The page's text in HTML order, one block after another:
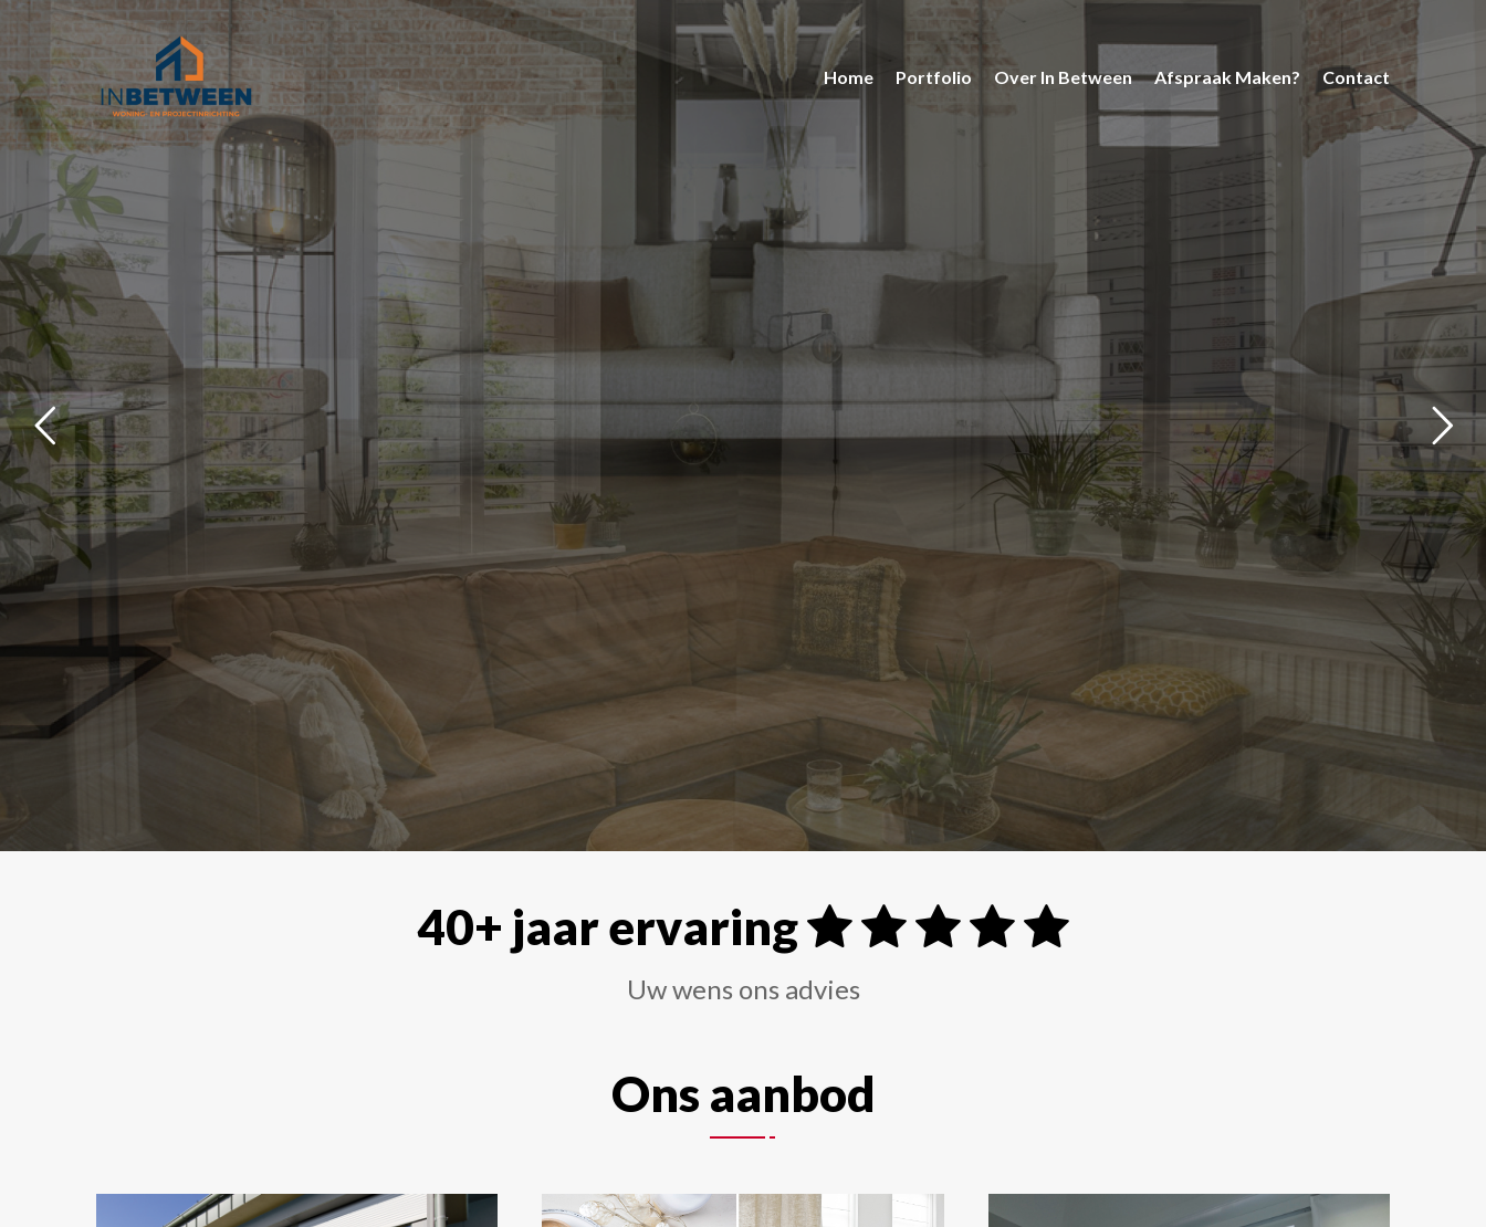
Home Portfolio Over In Between Afspraak Maken? Contact
Raamdecoraties
Alle soorten raamdecoraties zoals shutters, rolgordijnen, plissé gordijnen, jaloezieën en nog veel meer.
40+ jaar ervaring
Uw wens ons advies
Ons aanbod